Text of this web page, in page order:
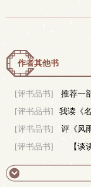
作者其他书
[评书品书]
推荐一
[评书品书]
我读《
[评书品书]
评《风
[评书品书]
【